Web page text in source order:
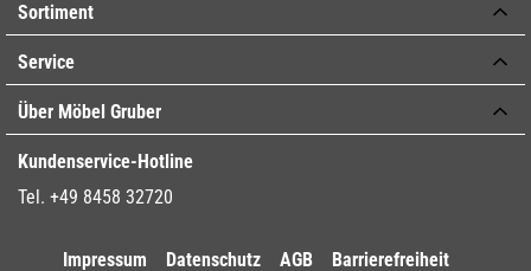
Sortiment
Service
Über Möbel Gruber
Kundenservice-Hotline
Tel. +49 8458 32720
Impressum Datenschutz AGB Barrierefreiheit